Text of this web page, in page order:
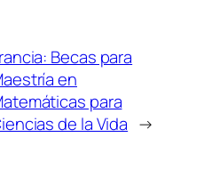
Becas para
en
para
de la Vida →